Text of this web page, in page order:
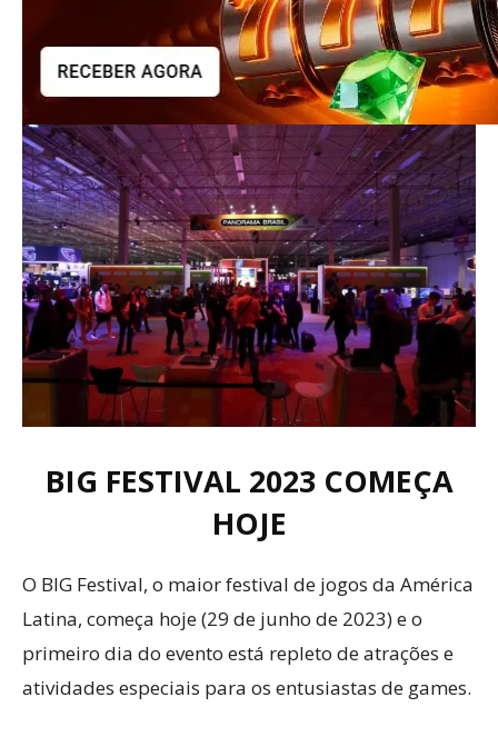
BIG FESTIVAL 2023 COMEÇA
HOJE
O BIG Festival, o maior festival de jogos da América
Latina, começa hoje (29 de junho de 2023) e o
primeiro dia do evento está repleto de atrações e
atividades especiais para os entusiastas de games.